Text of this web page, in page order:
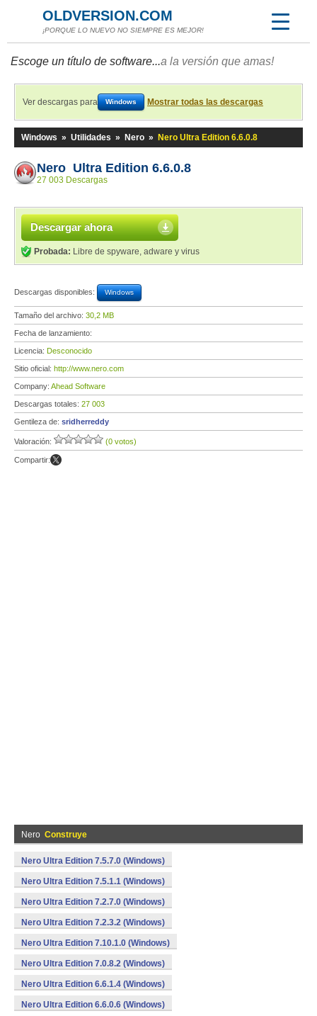
OLDVERSION.COM
¡PORQUE LO NUEVO NO SIEMPRE ES MEJOR!
Escoge un título de software...a la versión que amas!
Ver descargas para Windows Mostrar todas las descargas
Windows » Utilidades » Nero » Nero Ultra Edition 6.6.0.8
Nero Ultra Edition 6.6.0.8
27 003 Descargas
Descargar ahora
Probada: Libre de spyware, adware y virus
Descargas disponibles: Windows
Tamaño del archivo: 30,2 MB
Fecha de lanzamiento:
Licencia: Desconocido
Sitio oficial: http://www.nero.com
Company: Ahead Software
Descargas totales: 27 003
Gentileza de: sridherreddy
Valoración: (0 votos)
Compartir:
Nero Construye
Nero Ultra Edition 7.5.7.0 (Windows)
Nero Ultra Edition 7.5.1.1 (Windows)
Nero Ultra Edition 7.2.7.0 (Windows)
Nero Ultra Edition 7.2.3.2 (Windows)
Nero Ultra Edition 7.10.1.0 (Windows)
Nero Ultra Edition 7.0.8.2 (Windows)
Nero Ultra Edition 6.6.1.4 (Windows)
Nero Ultra Edition 6.6.0.6 (Windows)